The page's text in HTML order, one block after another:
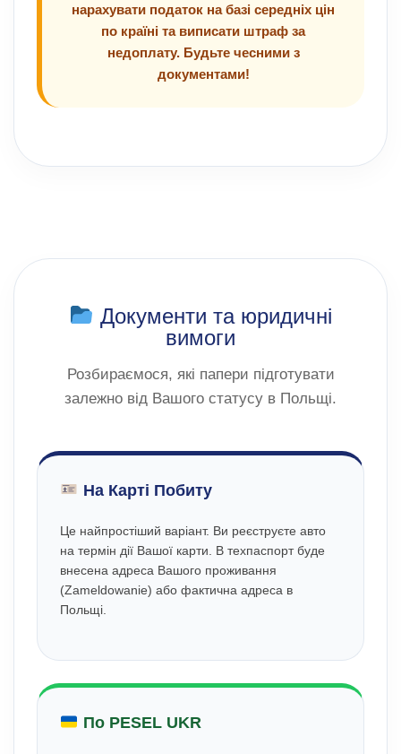
нарахувати податок на базі середніх цін
по країні та виписати штраф за
недоплату. Будьте чесними з
документами!
Документи та юридичні
вимоги
Розбираємося, які папери підготувати
залежно від Вашого статусу в Польщі.
На Карті Побиту
Це найпростіший варіант. Ви реєструєте авто
на термін дії Вашої карти. В техпаспорт буде
внесена адреса Вашого проживання
(Zameldowanie) або фактична адреса в
Польщі.
По PESEL UKR